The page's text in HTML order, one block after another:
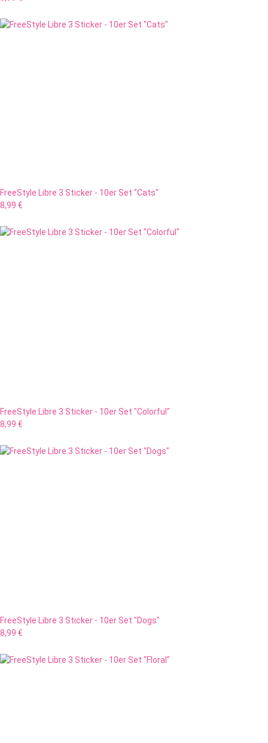
FreeStyle Libre 3 Sticker - 10er Set "Cats"
8,99 €
FreeStyle Libre 3 Sticker - 10er Set "Colorful"
8,99 €
FreeStyle Libre 3 Sticker - 10er Set "Dogs"
8,99 €